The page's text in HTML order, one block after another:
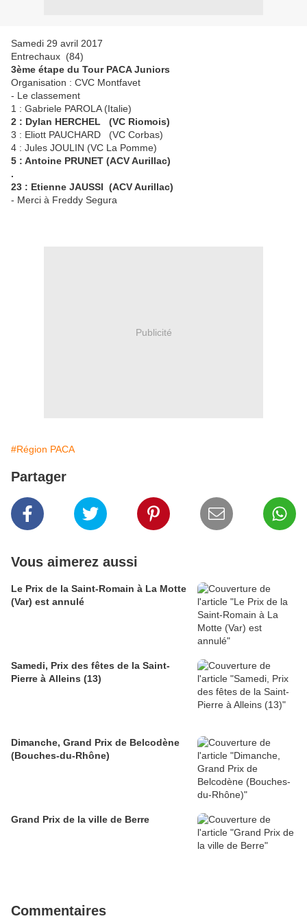
Samedi 29 avril 2017
Entrechaux (84)
3ème étape du Tour PACA Juniors
Organisation : CVC Montfavet
- Le classement
1 : Gabriele PAROLA (Italie)
2 : Dylan HERCHEL (VC Riomois)
3 : Eliott PAUCHARD (VC Corbas)
4 : Jules JOULIN (VC La Pomme)
5 : Antoine PRUNET (ACV Aurillac)
.
23 : Etienne JAUSSI (ACV Aurillac)
- Merci à Freddy Segura
Publicité
#Région PACA
Partager
Vous aimerez aussi
Le Prix de la Saint-Romain à La Motte
(Var) est annulé
Samedi, Prix des fêtes de la Saint-
Pierre à Alleins (13)
Dimanche, Grand Prix de Belcodène
(Bouches-du-Rhône)
Grand Prix de la ville de Berre
Commentaires